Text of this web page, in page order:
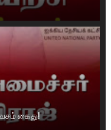
கைது!